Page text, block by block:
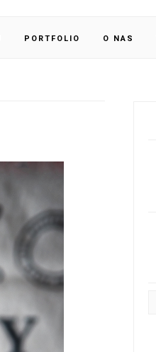
PORTFOLIO O NAS